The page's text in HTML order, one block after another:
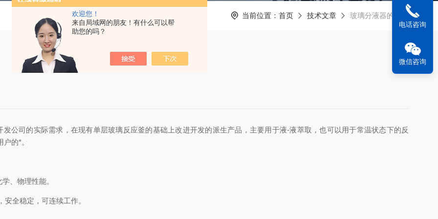
欢迎您！
来自局域网的朋友！有什么可以帮
助您的吗？
当前位置： 首页 技术文章 玻璃分液器的特点
司的实际需求，在现有单层玻璃反应釜的基础上改进开发的派生产品，主要用于液-液萃取，也可以用于常温状态下的反
的*。
、物理性能。
全稳定，可连续工作。
电话咨询
微信咨询